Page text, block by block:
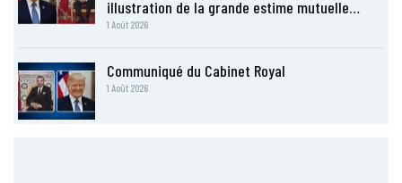
illustration de la grande estime mutuelle…
1 Août 2026
Communiqué du Cabinet Royal
1 Août 2026